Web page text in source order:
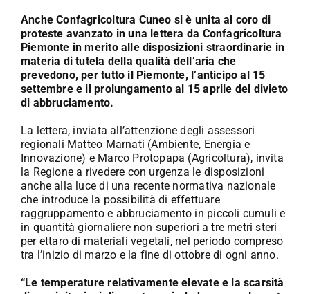
Anche Confagricoltura Cuneo si è unita al coro di
proteste avanzato in una lettera da Confagricoltura
Piemonte in merito alle disposizioni straordinarie in
materia di tutela della qualità dell’aria che
prevedono, per tutto il Piemonte, l’anticipo al 15
settembre e il prolungamento al 15 aprile del divieto
di abbruciamento.
La lettera, inviata all’attenzione degli assessori
regionali Matteo Marnati (Ambiente, Energia e
Innovazione) e Marco Protopapa (Agricoltura), invita
la Regione a rivedere con urgenza le disposizioni
anche alla luce di una recente normativa nazionale
che introduce la possibilità di effettuare
raggruppamento e abbruciamento in piccoli cumuli e
in quantità giornaliere non superiori a tre metri steri
per ettaro di materiali vegetali, nel periodo compreso
tra l’inizio di marzo e la fine di ottobre di ogni anno.
“Le temperature relativamente elevate e la scarsità